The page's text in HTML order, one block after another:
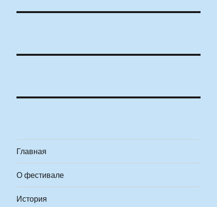
Главная
О фестивале
История